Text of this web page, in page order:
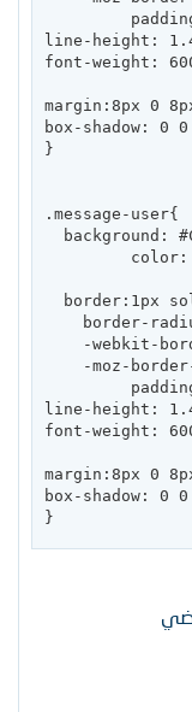
line-height:
font-weight:
margin:8px 0
box-shadow: 0
}
.message-user{
line-height:
font-weight:
margin:8px 0
box-shadow: 0
}